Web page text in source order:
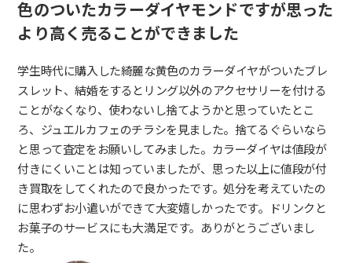
色のついたカラーダイヤモンドですが思った
より高く売ることができました
学生時代に購入した綺麗な黄色のカラーダイヤがついたブレ
スレット、結婚をするとリング以外のアクセサリーを付ける
ことがなくなり、使わないし捨てようかと思っていたとこ
ろ、ジュエルカフェのチラシを見ました。捨てるぐらいなら
と思って査定をお願いしてみました。カラーダイヤは値段が
付きにくいことは知っていましたが、思った以上に値段が付
き買取をしてくれたので良かったです。処分を考えていたの
に思わずお小遣いができて大変嬉しかったです。ドリンクと
お菓子のサービスにも大満足です。ありがとうございまし
た。